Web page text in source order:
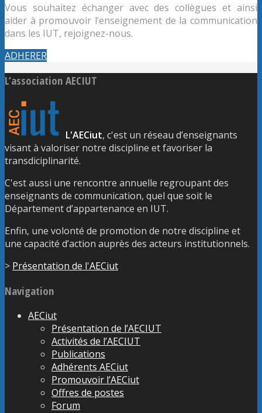
Vous souhaitez échanger avec des collègues et ainsi
aider à promouvoir l’enseignement de la communication
dans les IUT, rejoignez-nous.
ADHERER
L’association AECIUT
L'AECiut, c'est un réseau d’enseignants
visant à valoriser notre discipline et favoriser la
transdiciplinarité.
C'est aussi une rencontre annuelle regroupant des
enseignants de communication, quel que soit le
Département d’appartenance en IUT.
Enfin, une volonté de promotion de notre discipline et
une capacité d’action auprès des acteurs institutionnels.
> Présentation de l'AECiut
Navigation
AECiut
Présentation de l’AECIUT
Activités de l’AECIUT
Publications
Adhérents AECiut
Promouvoir l’AECiut
Offres de postes
Forum